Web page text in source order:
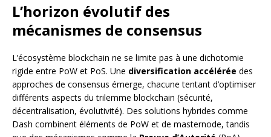
L’horizon évolutif des
mécanismes de consensus
L’écosystème blockchain ne se limite pas à une dichotomie
rigide entre PoW et PoS. Une diversification accélérée des
approches de consensus émerge, chacune tentant d’optimiser
différents aspects du trilemme blockchain (sécurité,
décentralisation, évolutivité). Des solutions hybrides comme
Dash combinent éléments de PoW et de masternode, tandis